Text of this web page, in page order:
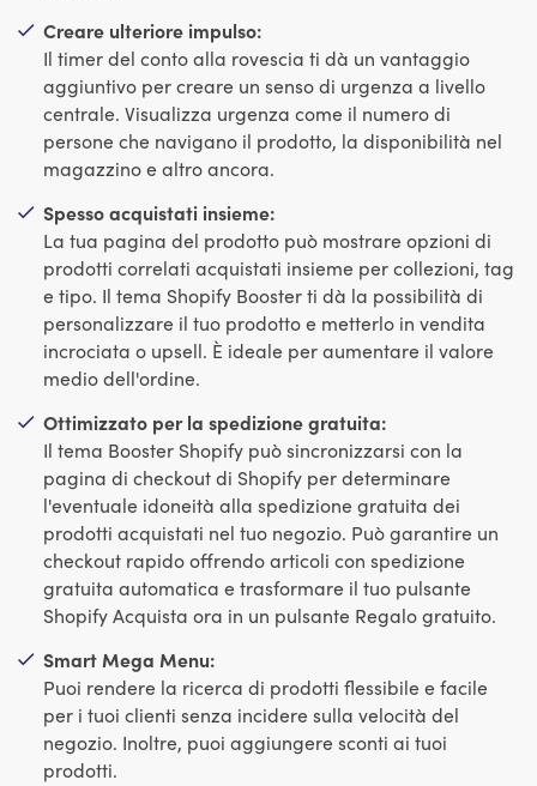
Creare ulteriore impulso:
Il timer del conto alla rovescia ti dà un vantaggio
aggiuntivo per creare un senso di urgenza a livello
centrale. Visualizza urgenza come il numero di
persone che navigano il prodotto, la disponibilità nel
magazzino e altro ancora.
Spesso acquistati insieme:
La tua pagina del prodotto può mostrare opzioni di
prodotti correlati acquistati insieme per collezioni, tag
e tipo. Il tema Shopify Booster ti dà la possibilità di
personalizzare il tuo prodotto e metterlo in vendita
incrociata o upsell. È ideale per aumentare il valore
medio dell'ordine.
Ottimizzato per la spedizione gratuita:
Il tema Booster Shopify può sincronizzarsi con la
pagina di checkout di Shopify per determinare
l'eventuale idoneità alla spedizione gratuita dei
prodotti acquistati nel tuo negozio. Può garantire un
checkout rapido offrendo articoli con spedizione
gratuita automatica e trasformare il tuo pulsante
Shopify Acquista ora in un pulsante Regalo gratuito.
Smart Mega Menu:
Puoi rendere la ricerca di prodotti flessibile e facile
per i tuoi clienti senza incidere sulla velocità del
negozio. Inoltre, puoi aggiungere sconti ai tuoi
prodotti.